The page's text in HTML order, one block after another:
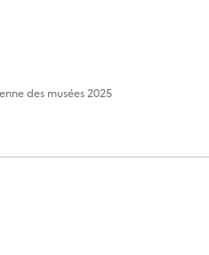
des musées 2025